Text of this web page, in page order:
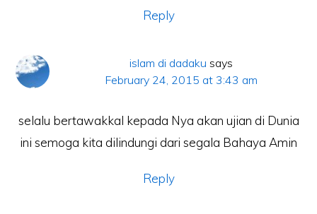
Reply
islam di dadaku says
February 24, 2015 at 3:43 am
selalu bertawakkal kepada Nya akan ujian di Dunia
ini semoga kita dilindungi dari segala Bahaya Amin
Reply